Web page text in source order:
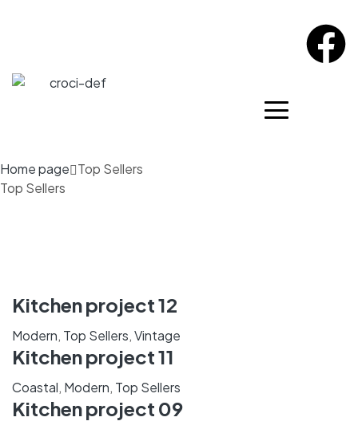
Home page Top Sellers
Top Sellers
Kitchen project 12
Modern, Top Sellers,Vintage
Kitchen project 11
Coastal, Modern, Top Sellers
Kitchen project 09